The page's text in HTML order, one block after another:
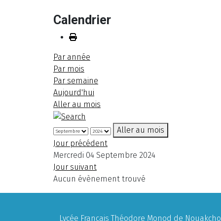
Calendrier
Par année
Par mois
Par semaine
Aujourd'hui
Aller au mois
Aller au mois
Jour précédent
Mercredi 04 Septembre 2024
Jour suivant
Aucun évènement trouvé
Lycée Français Théodore Monod de